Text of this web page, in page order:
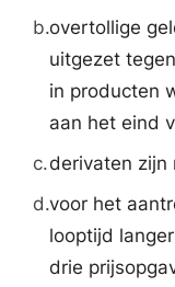
b.overtollige
uitgezet
in producten
aan het eind
c.derivaten zijn
d.voor het
looptijd
drie